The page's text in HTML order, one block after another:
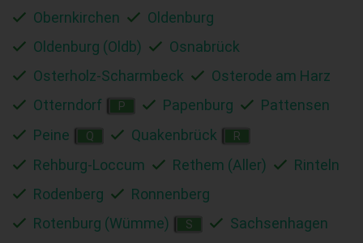
Obernkirchen
Oldenburg
Oldenburg (Oldb)
Osnabrück
Osterholz-Scharmbeck
Osterode am Harz
Otterndorf
P Papenburg
Pattensen
Peine
Q Quakenbrück R
Rehburg-Loccum Rethem (Aller)
Rinteln
Rodenberg
Ronnenberg
Rotenburg (Wümme)
S
Sachsenhagen